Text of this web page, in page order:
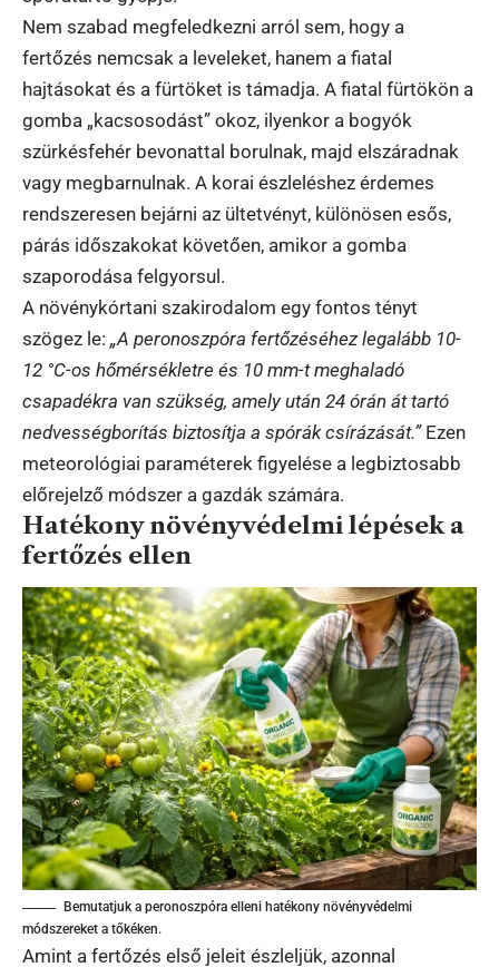
Nem szabad megfeledkezni arról sem, hogy a
fertőzés nemcsak a leveleket, hanem a fiatal
hajtásokat és a fürtöket is támadja. A fiatal fürtökön a
gomba „kacsosodást” okoz, ilyenkor a bogyók
szürkésfehér bevonattal borulnak, majd elszáradnak
vagy megbarnulnak. A korai észleléshez érdemes
rendszeresen bejárni az ültetvényt, különösen esős,
párás időszakokat követően, amikor a gomba
szaporodása felgyorsul.
A növénykórtani szakirodalom egy fontos tényt
szögez le: „A peronoszpóra fertőzéséhez legalább 10-
12 °C-os hőmérsékletre és 10 mm-t meghaladó
csapadékra van szükség, amely után 24 órán át tartó
nedvességborítás biztosítja a spórák csírázását.”Ezen
meteorológiai paraméterek figyelése a legbiztosabb
előrejelző módszer a gazdák számára.
Hatékony növényvédelmi lépések a
fertőzés ellen
Bemutatjuk a peronoszpóra elleni hatékony növényvédelmi
módszereket a tőkéken.
Amint a fertőzés első jeleit észleljük, azonnal